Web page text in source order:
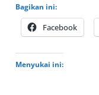
Bagikan ini:
Facebook
Menyukai ini: